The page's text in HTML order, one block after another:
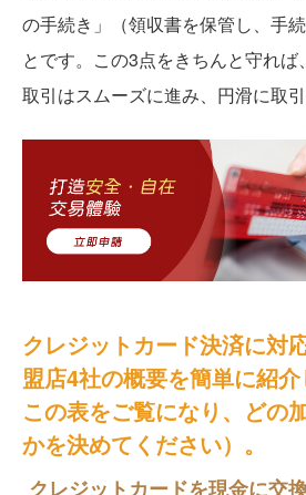
の手続き」（領収書を保管し、手
とです。この3点をきちんと守れば
取引はスムーズに進み、円滑に取引
クレジットカード決済に対
盟店4社の概要を簡単に紹
この表をご覧になり、どの
かを決めてください）。
クレジットカードを現金に交